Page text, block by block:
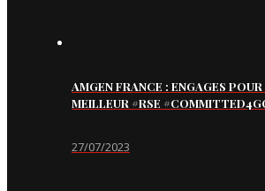
AMGEN FRANCE : ENGAGES POUR
MEILLEUR #RSE
27/07/2023